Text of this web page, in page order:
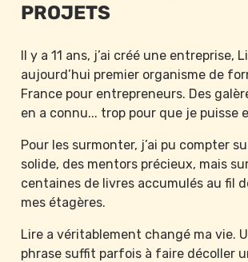
PROJETS
Il y a 11 ans, j’ai créé une entreprise,
aujourd’hui premier organisme de
France pour entrepreneurs. Des
en a connu... trop pour que je puisse
Pour les surmonter, j’ai pu compter
solide, des mentors précieux, mais
centaines de livres accumulés au fil
mes étagères.
Lire a véritablement changé ma vie.
phrase suffit parfois à faire décoller